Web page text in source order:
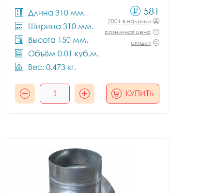
Длина 310 мм.
Ширина 310 мм.
Высота 150 мм.
Объём 0.01 куб.м.
Вес: 0.473 кг.
581
200+ в наличии
розничная цена
скидки
КУПИТЬ